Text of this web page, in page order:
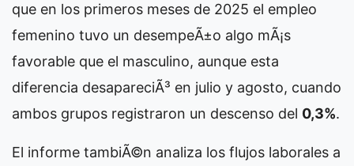
que en los primeros meses de 2025 el empleo
femenino tuvo un desempeÃ±o algo mÃ¡s
favorable que el masculino, aunque esta
diferencia desapareciÃ³ en julio y agosto, cuando
ambos grupos registraron un descenso del 0,3%.
El informe tambiÃ©n analiza los flujos laborales a